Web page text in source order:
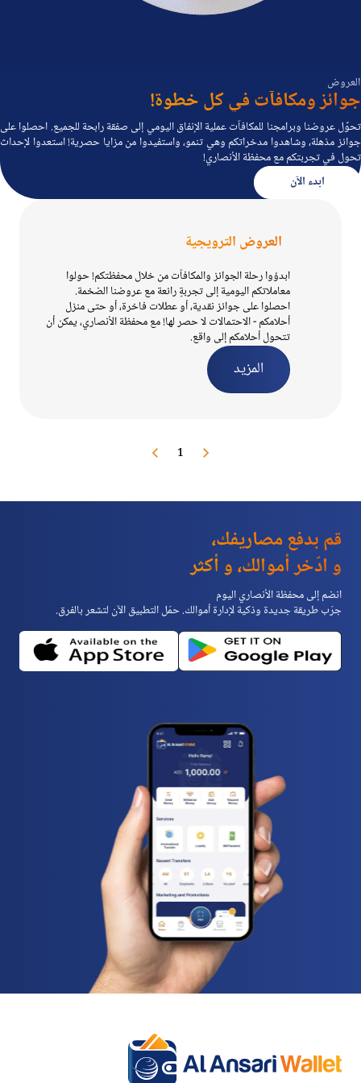
العروض
جوائز ومكافآت في كل خطوة!
تحوِّل عروضنا وبرامجنا للمكافآت عملية الإنفاق اليومي إلى صفقة رابحة للجميع. احصلوا على
جوائز مذهلة، وشاهدوا مدخراتكم وهي تنمو، واستفيدوا من مزايا حصرية! استعدوا لإحداث
تحول في تجربتكم مع محفظة الأنصاري!
ابدء الآن
العروض الترويجية
ابدؤوا رحلة الجوائز والمكافآت من خلال محفظتكم! حولوا
معاملاتكم اليومية إلى تجربةٍ رائعة مع عروضنا الضخمة.
احصلوا على جوائز نقدية، أو عطلات فاخرة، أو حتى منزل
أحلامكم - الاحتمالات لا حصر لها! مع محفظة الأنصاري، يمكن أن
تتحول أحلامكم إلى واقع.
المزيد
1
قم بدفع مصاريفك،
و ادّخر أموالك، و أكثر
انضم إلى محفظة الأنصاري اليوم
جرّب طريقة جديدة وذكية لإدارة أموالك. حمّل التطبيق الآن لتشعر بالفرق.